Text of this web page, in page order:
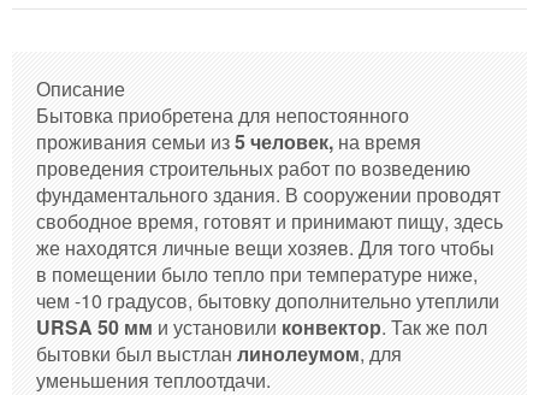
Описание
Бытовка приобретена для непостоянного
проживания семьи из5 человек, на время
проведения строительных работ по возведению
фундаментального здания. В сооружении проводят
свободное время, готовят и принимают пищу, здесь
же находятся личные вещи хозяев. Для того чтобы
в помещении было тепло при температуре ниже,
чем -10 градусов, бытовку дополнительно утеплили
URSA 50 мм и установили конвектор. Так же пол
бытовки был выстлан линолеумом, для
уменьшения теплоотдачи.